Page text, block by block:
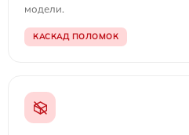
модели.
КАСКАД ПОЛОМОК